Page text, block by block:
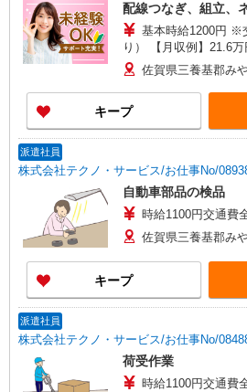
配線つなぎ、組立、
基本時給1200円 ※
り） 【月収例】21.6万
佐賀県三養基郡み
キープ
派遣社員
株式会社テクノ・サービス/お仕事No/
自動車部品の検品
時給1100円交通費
佐賀県三養基郡み
キープ
派遣社員
株式会社テクノ・サービス/お仕事No/
荷受作業
時給1100円交通費